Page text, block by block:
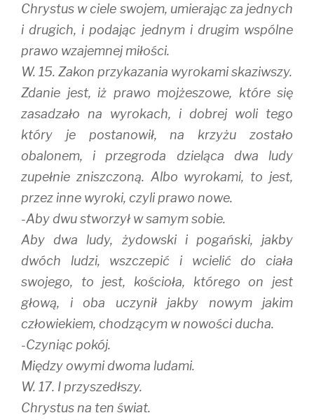
Chrystus w ciele swojem, umierając za jednych
i drugich, i podając jednym i drugim wspólne
prawo wzajemnej miłości.
W. 15. Zakon przykazania wyrokami skaziwszy.
Zdanie jest, iż prawo mojżeszowe, które się
zasadzało na wyrokach, i dobrej woli tego
który je postanowił, na krzyżu zostało
obalonem, i przegroda dzieląca dwa ludy
zupełnie zniszczoną. Albo wyrokami, to jest,
przez inne wyroki, czyli prawo nowe.
-Aby dwu stworzył w samym sobie.
Aby dwa ludy, żydowski i pogański, jakby
dwóch ludzi, wszczepić i wcielić do ciała
swojego, to jest, kościoła, którego on jest
głową, i oba uczynił jakby nowym jakim
człowiekiem, chodzącym w nowości ducha.
-Czyniąc pokój.
Między owymi dwoma ludami.
W. 17. I przyszedłszy.
Chrystus na ten świat.